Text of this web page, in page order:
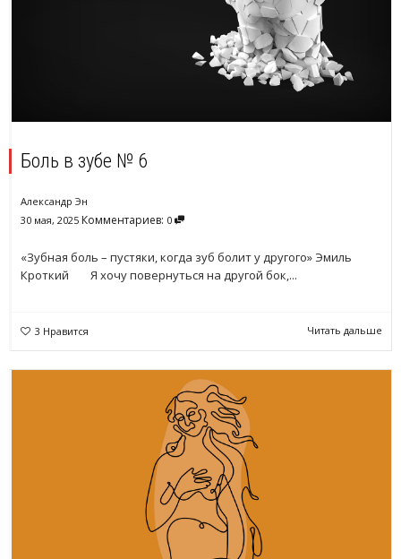
Боль в зубе № 6
Александр Эн
30 мая, 2025 Комментариев: 0
«Зубная боль – пустяки, когда зуб болит у другого» Эмиль
Кроткий Я хочу повернуться на другой бок,...
3 Нравится Читать дальше